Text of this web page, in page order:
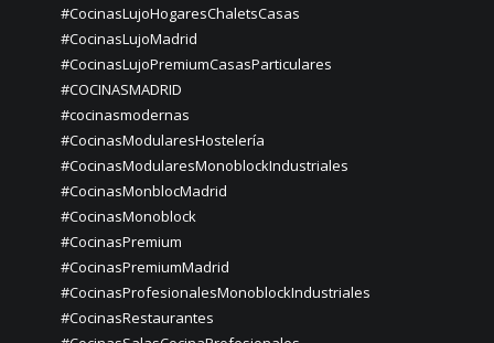
#CocinasLujoHogaresChaletsCasas
#CocinasLujoMadrid
#CocinasLujoPremiumCasasParticulares
#COCINASMADRID
#cocinasmodernas
#CocinasModularesHostelería
#CocinasModularesMonoblockIndustriales
#CocinasMonblocMadrid
#CocinasMonoblock
#CocinasPremium
#CocinasPremiumMadrid
#CocinasProfesionalesMonoblockIndustriales
#CocinasRestaurantes